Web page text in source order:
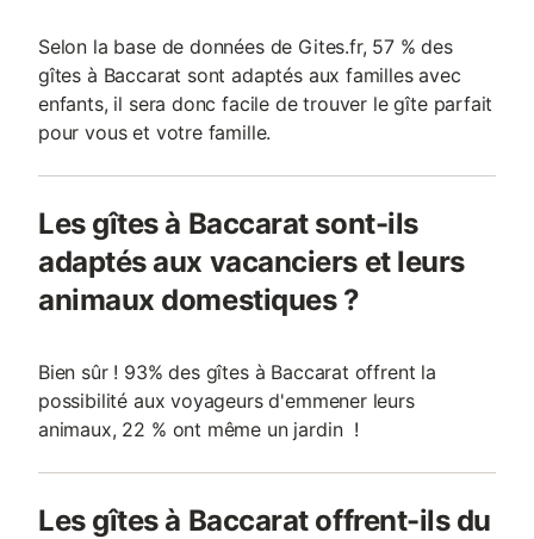
Selon la base de données de Gites.fr, 57 % des
gîtes à Baccarat sont adaptés aux familles avec
enfants, il sera donc facile de trouver le gîte parfait
pour vous et votre famille.
Les gîtes à Baccarat sont-ils
adaptés aux vacanciers et leurs
animaux domestiques ?
Bien sûr ! 93% des gîtes à Baccarat offrent la
possibilité aux voyageurs d'emmener leurs
animaux, 22 % ont même un jardin !
Les gîtes à Baccarat offrent-ils du